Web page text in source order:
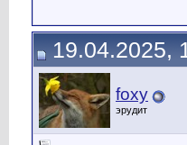
19.04.2025,
foxy
эрудит